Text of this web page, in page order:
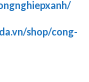
shop/cong-